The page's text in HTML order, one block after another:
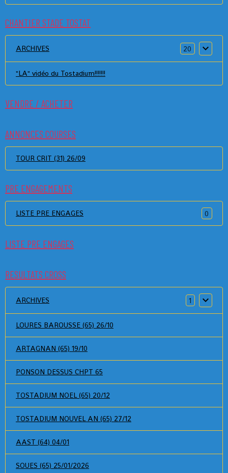
CHANTIER STADE TOSTAT
ARCHIVES 20
"LA" vidéo du Tostadium!!!!!!!
VENDRE / ACHETER
ANNONCES COURSES
TOUR CRIT (31) 26/09
PRE ENGAGEMENTS
LISTE PRE ENGAGES 0
LISTE PRE ENGAGES
RESULTATS CROSS
ARCHIVES 1
LOURES BAROUSSE (65) 26/10
ARTAGNAN (65) 19/10
PONSON DESSUS CHPT 65
TOSTADIUM NOEL (65) 20/12
TOSTADIUM NOUVEL AN (65) 27/12
AAST (64) 04/01
SOUES (65) 25/01/2026